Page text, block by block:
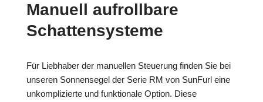
Manuell aufrollbare
Schattensysteme
Für Liebhaber der manuellen Steuerung finden Sie bei
unseren Sonnensegel der Serie RM von SunFurl eine
unkomplizierte und funktionale Option. Diese